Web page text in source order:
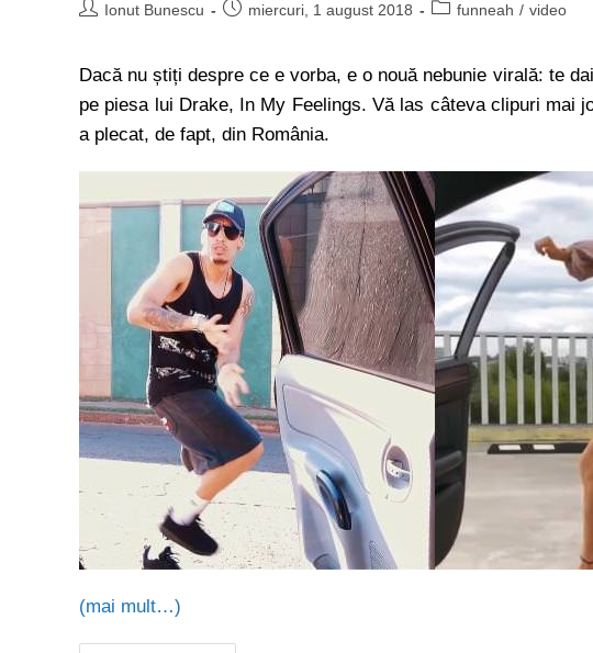
Ionut Bunescu miercuri, 1 august 2018 funneah / video
Dacă nu știți despre ce e vorba, e o nouă nebunie virală: te
pe piesa lui Drake, In My Feelings. Vă las câteva clipuri mai
a plecat, de fapt, din România.
(mai mult…)